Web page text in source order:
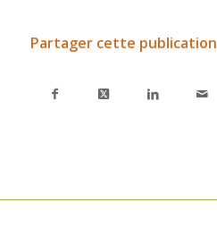
Partager cette publication